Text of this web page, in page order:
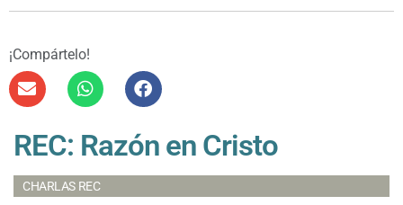
¡Compártelo!
REC: Razón en Cristo
CHARLAS REC